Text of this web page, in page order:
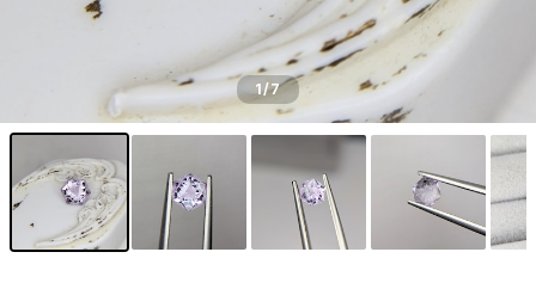
1/7